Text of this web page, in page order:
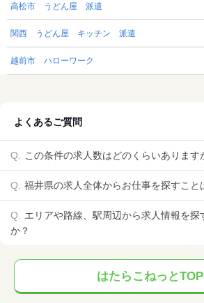
高松市 うどん屋 派遣
関西 うどん屋 キッチン 派遣
越前市 ハローワーク
よくあるご質問
この条件の求人数はどのくらいあります
福井県の求人全体からお仕事を探すこと
エリアや路線、駅周辺から求人情報を探
か？
はたらこねっと